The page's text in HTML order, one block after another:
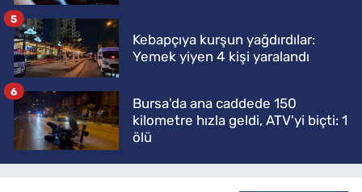
Kebapçıya kurşun yağdırdılar:
Yemek yiyen 4 kişi yaralandı
5
Bursa'da ana caddede 150
kilometre hızla geldi, ATV'yi biçti: 1
ölü
6